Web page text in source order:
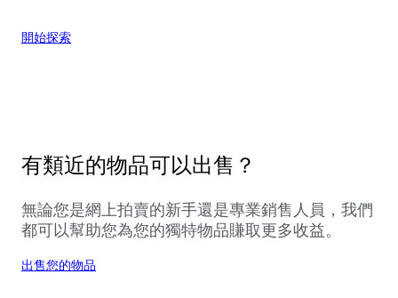
開始探索
有類近的物品可以出售？
無論您是網上拍賣的新手還是專業銷售人員，我們
都可以幫助您為您的獨特物品賺取更多收益。
出售您的物品